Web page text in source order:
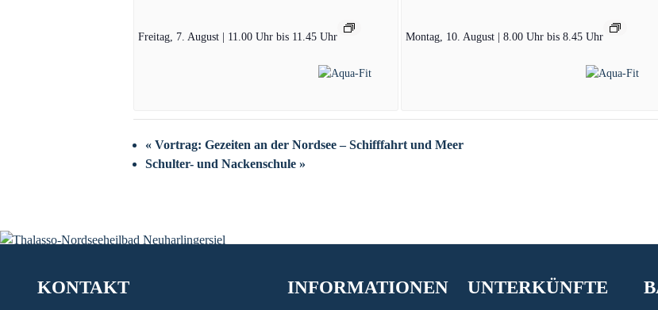
Freitag, 7. August | 11.00 Uhr bis 11.45 Uhr Montag, 10. August | 8.00 Uhr bis 8.45 Uhr
« Vortrag: Gezeiten an der Nordsee – Schifffahrt und Meer
Schulter- und Nackenschule »
KONTAKT INFORMATIONEN UNTERKÜNFTE